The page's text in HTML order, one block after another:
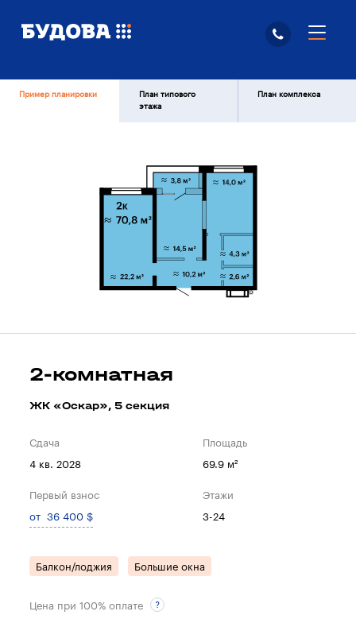
Пример планировки
План типового
этажа
План комплекса
2-комнатная
ЖК «Оскар», 5 секция
Сдача
4 кв. 2028
Площадь
69.9 м²
Первый взнос
от 36 400 $
Этажи
3-24
Балкон/лоджия Большие окна
Цена при 100% оплате